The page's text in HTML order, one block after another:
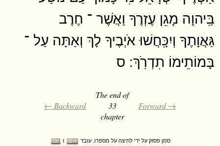
בַּֽיהוָה מָגֵן עֶזְרֶךָ וַאֲשֶׁר ־ חֶרֶב
גַּאֲוָתֶךָ וְיִכָּֽחֲשׁוּ אֹיְבֶיךָ לָךְ וְאַתָּה עַל ־
בָּמוֹתֵימוֹ תִדְרֹֽךְ ׃ ס
← Backward
The end of
33
chapter
Forward →
סמן פסוק על ידי לחיצה על מספרו. עובד Shift ו Ctrl